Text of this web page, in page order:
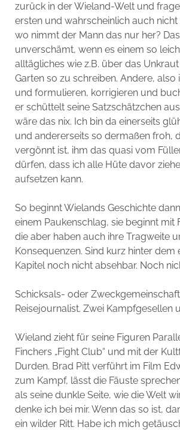
zurück in der Wieland-Welt und
ersten und wahrscheinlich auch
wo nimmt der Mann das nur her?
unverschämt, wenn es einem so
alltägliches wie z.B. über das
Garten so zu schreiben. Andere, also
und formulieren, korrigieren und
er schüttelt seine Satzschätzchen
wäre das nix. Ich bin da einerseits
und andererseits so dermaßen froh,
vergönnt ist, ihm das quasi vom
dürfen, dass ich alle Hüte davor
aufsetzen kann.
So beginnt Wielands Geschichte
einem Paukenschlag, sie beginnt mit
die aber haben auch ihre Tragweite
Konsequenzen. Sind kurz hinter dem
Kapitel noch nicht absehbar. Noch
Schicksals- oder
Reisejournalist. Zwei Kampfgesellen
Wieland zieht für seine Figuren
Finchers „Fight Club“ und mit der
Durden. Brad Pitt verführt im Film
zum Kampf, lässt die Fäuste
als seine dunkle Seite, wie die Welt
denke ich bei mir. Wenn das so ist,
ein wilder Ritt. Habe ich mich